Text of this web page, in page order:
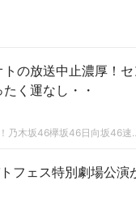
の放送中止濃厚！セ
く運なし・・
乃木通☆世界最速
フェス特別劇場公演